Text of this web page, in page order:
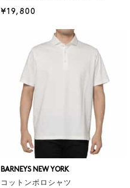
¥19,800
BARNEYS NEW YORK
コットンポロシャツ